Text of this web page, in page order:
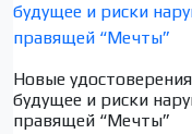
Новые
будущее и риски
правящей “Мечты”